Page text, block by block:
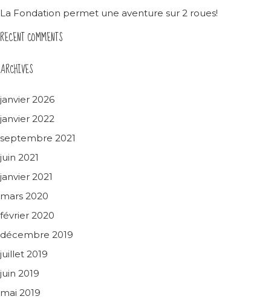
La Fondation permet une aventure sur 2 roues!
RECENT COMMENTS
ARCHIVES
janvier 2026
janvier 2022
septembre 2021
juin 2021
janvier 2021
mars 2020
février 2020
décembre 2019
juillet 2019
juin 2019
mai 2019